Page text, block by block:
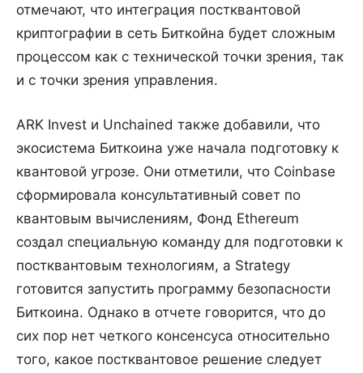
отмечают, что интеграция постквантовой
криптографии в сеть Биткойна будет сложным
процессом как с технической точки зрения, так
и с точки зрения управления.
ARK Invest и Unchained также добавили, что
экосистема Биткоина уже начала подготовку к
квантовой угрозе. Они отметили, что Coinbase
сформировала консультативный совет по
квантовым вычислениям, Фонд Ethereum
создал специальную команду для подготовки к
постквантовым технологиям, а Strategy
готовится запустить программу безопасности
Биткоина. Однако в отчете говорится, что до
сих пор нет четкого консенсуса относительно
того, какое постквантовое решение следует